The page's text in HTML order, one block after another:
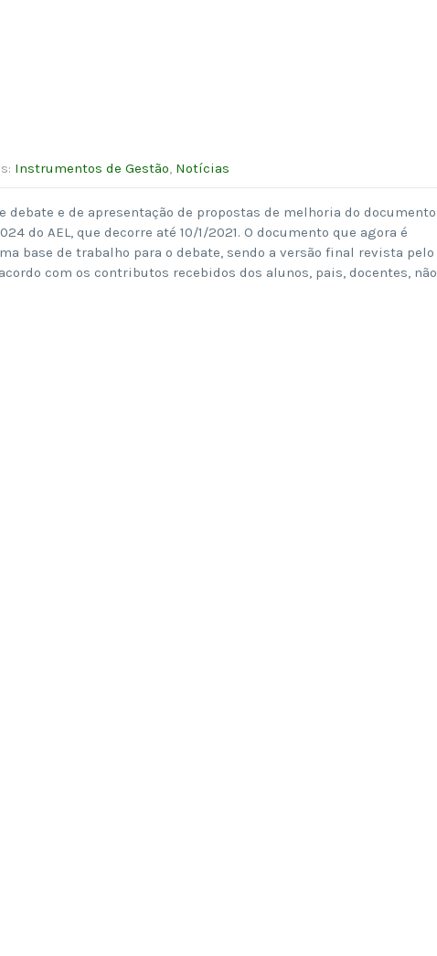
Instrumentos de Gestão, Notícias
debate e de apresentação de propostas de melhoria do documento
do AEL, que decorre até 10/1/2021. O documento que agora é
base de trabalho para o debate, sendo a versão final revista pelo
com os contributos recebidos dos alunos, pais, docentes, não